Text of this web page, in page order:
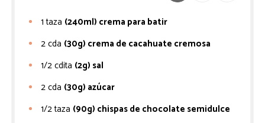
1 taza (240ml) crema para batir
2cda (30g) crema de cacahuate cremosa
1/2cdita (2g) sal
2cda (30g) azúcar
1/2taza (90g) chispas de chocolate semidulce